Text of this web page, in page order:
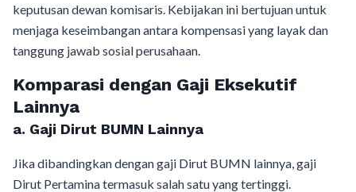
keputusan dewan komisaris. Kebijakan ini bertujuan untuk
menjaga keseimbangan antara kompensasi yang layak dan
tanggung jawab sosial perusahaan.
Komparasi dengan Gaji Eksekutif
Lainnya
a. Gaji Dirut BUMN Lainnya
Jika dibandingkan dengan gaji Dirut BUMN lainnya, gaji
Dirut Pertamina termasuk salah satu yang tertinggi.